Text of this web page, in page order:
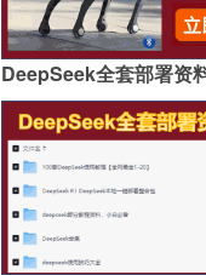
DeepSeek全套部署资